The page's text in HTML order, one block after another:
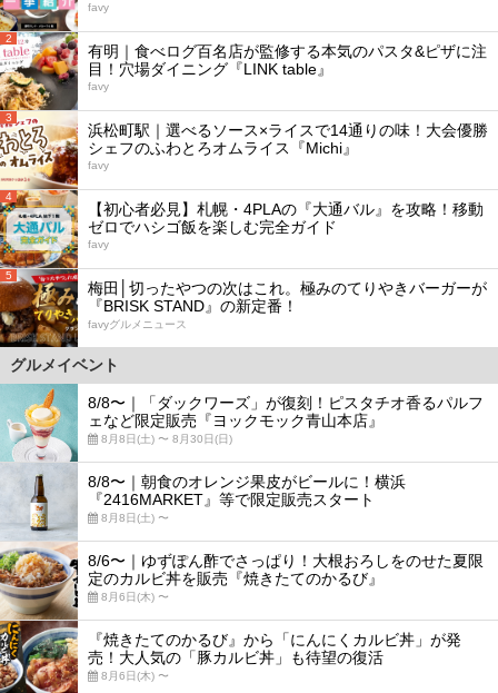
favy
2
有明｜食べログ百名店が監修する本気のパスタ&ピザに注
目！穴場ダイニング『LINK table』
favy
3
浜松町駅｜選べるソース×ライスで14通りの味！大会優勝
シェフのふわとろオムライス『Michi』
favy
4
【初心者必見】札幌・4PLAの『大通バル』を攻略！移動
ゼロでハシゴ飯を楽しむ完全ガイド
favy
5
梅田│切ったやつの次はこれ。極みのてりやきバーガーが
『BRISK STAND』の新定番！
favyグルメニュース
グルメイベント
8/8〜｜「ダックワーズ」が復刻！ピスタチオ香るパルフ
ェなど限定販売『ヨックモック青山本店』
8月8日(土) 〜 8月30日(日)
8/8〜｜朝食のオレンジ果皮がビールに！横浜
『2416MARKET』等で限定販売スタート
8月8日(土) 〜
8/6〜｜ゆずぽん酢でさっぱり！大根おろしをのせた夏限
定のカルビ丼を販売『焼きたてのかるび』
8月6日(木) 〜
『焼きたてのかるび』から「にんにくカルビ丼」が発
売！大人気の「豚カルビ丼」も待望の復活
8月6日(木) 〜